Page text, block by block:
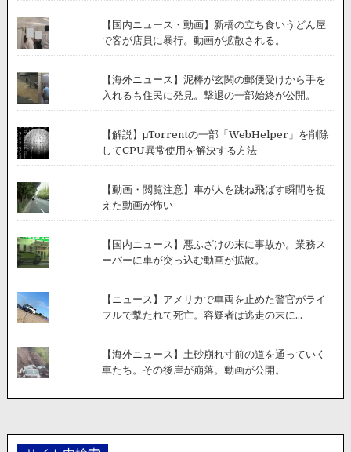
【国内ニュース・動画】新橋の立ち食いうどん屋
で客が店員に暴行。動画が拡散される。
【海外ニュース】泥棒が玄関の郵便受けから手を
入れるも住民に発見。撃退の一部始終が公開。
【解説】μTorrentの一部「WebHelper」を削除
してCPU異常使用を解決する方法
【動画・閲覧注意】車が人を跳ね飛ばす瞬間を捉
えた動画が怖い
【国内ニュース】悪ふざけの末に事故か。業務ス
ーパーに車が突っ込む動画が拡散。
【ニュース】アメリカで車両を止めた警官がライ
フルで撃たれて死亡。容疑者は逃走の末に...
【海外ニュース】土砂崩れ寸前の道を通っていく
車たち。その後崖が崩落。動画が公開。